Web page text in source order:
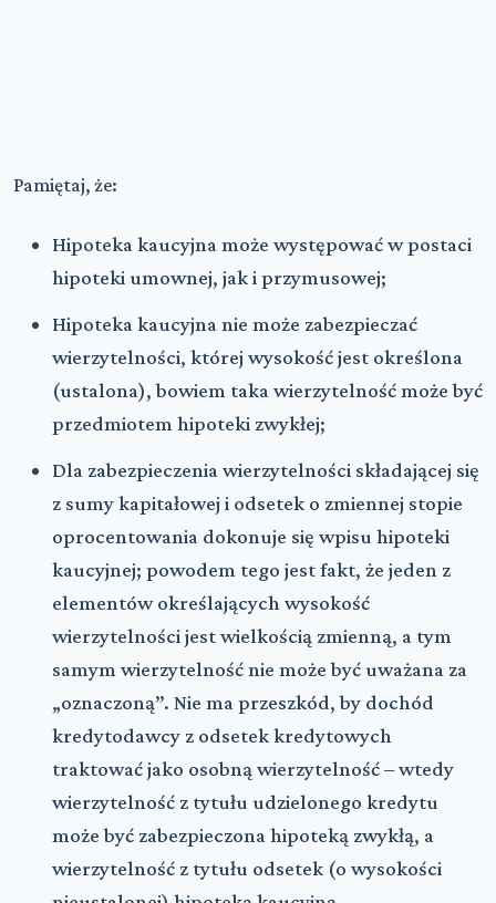
Pamiętaj, że:
Hipoteka kaucyjna może występować w postaci
hipoteki umownej, jak i przymusowej;
Hipoteka kaucyjna nie może zabezpieczać
wierzytelności, której wysokość jest określona
(ustalona), bowiem taka wierzytelność może być
przedmiotem hipoteki zwykłej;
Dla zabezpieczenia wierzytelności składającej się
z sumy kapitałowej i odsetek o zmiennej stopie
oprocentowania dokonuje się wpisu hipoteki
kaucyjnej; powodem tego jest fakt, że jeden z
elementów określających wysokość
wierzytelności jest wielkością zmienną, a tym
samym wierzytelność nie może być uważana za
„oznaczoną”. Nie ma przeszkód, by dochód
kredytodawcy z odsetek kredytowych
traktować jako osobną wierzytelność – wtedy
wierzytelność z tytułu udzielonego kredytu
może być zabezpieczona hipoteką zwykłą, a
wierzytelność z tytułu odsetek (o wysokości